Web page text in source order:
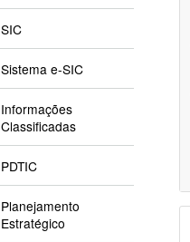
SIC
Sistema e-SIC
Informações
Classificadas
PDTIC
Planejamento
Estratégico